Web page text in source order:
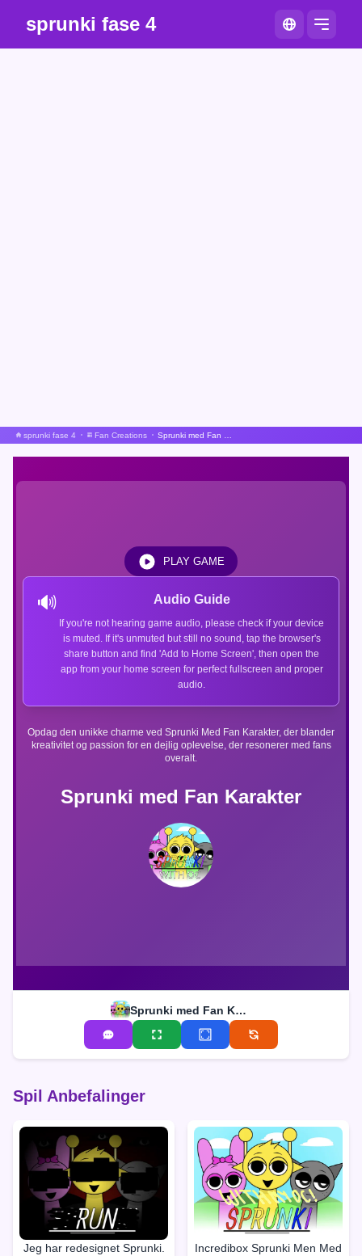
sprunki fase 4
sprunki fase 4 Fan Creations
Sprunki med Fan Karakter
Opdag den unikke charme ved Sprunki Med Fan Karakter, der blander
kreativitet og passion for en dejlig oplevelse, der resonerer med fans
overalt.
🔊 Audio Guide
If you're not hearing game audio, please check if your device
is muted. If it's unmuted but still no sound, tap the browser's
share button and find 'Add to Home Screen', then open the
app from your home screen for perfect fullscreen and proper
audio.
PLAY GAME
Sprunki med Fan Karakter
Spil Anbefalinger
Jeg har redesignet Sprunki.
Incredibox Sprunki Men Med